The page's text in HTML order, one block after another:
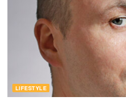
LIFESTYLE